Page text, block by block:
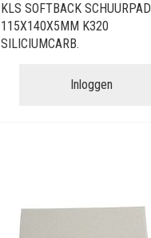
KLS SOFTBACK SCHUURPAD
115X140X5MM K320
SILICIUMCARB.
Inloggen